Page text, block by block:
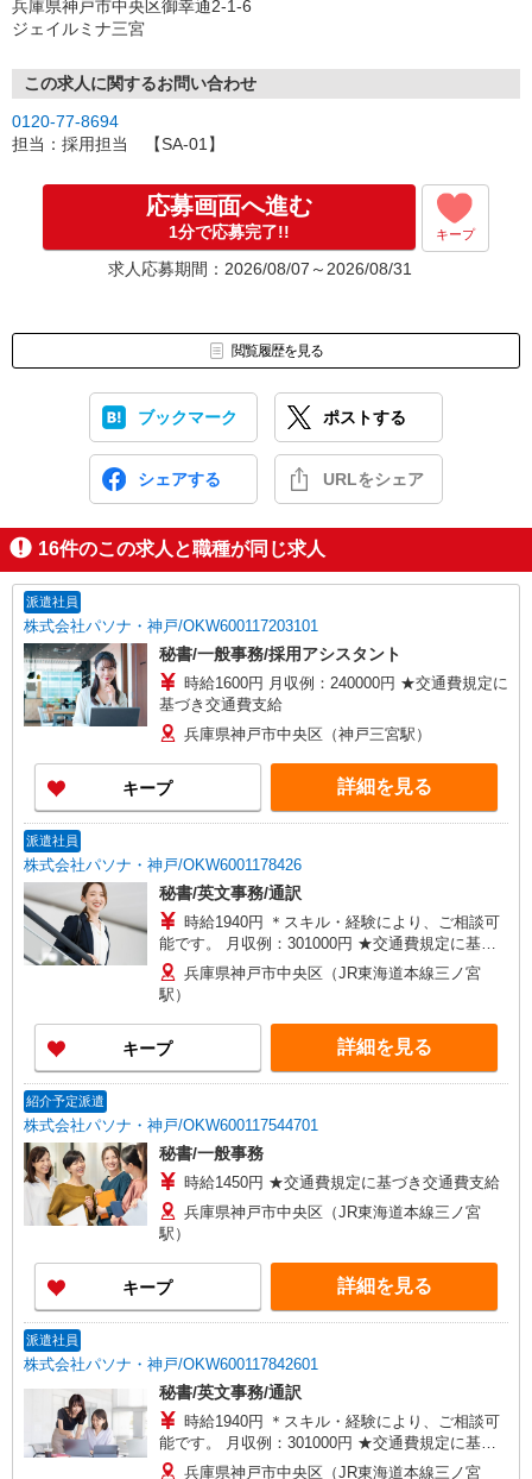
★indeed、求人ボックスよりご応募される方
弊社からのメールは、indeed、求人ボックス内のメール受信トレイ
★indeed以外の媒体からご応募される方
弊社からのメールについて、受信設定によっては迷惑メールフォル
ダへ到着している場合もありますので、ご確認くださいませ。
兵庫県神戸市中央区御幸通2-1-6
ジェイルミナ三宮
この求人に関するお問い合わせ
0120-77-8694
担当：採用担当 【SA-01】
応募画面へ進む
1分で応募完了!! キープ
求人応募期間：2026/08/07～2026/08/31
閲覧履歴を見る
ブックマーク ポストする
シェアする URLをシェア
16件のこの求人と職種が同じ求人
派遣社員
株式会社パソナ・神戸/OKW600117203101
秘書/一般事務/採用アシスタント
時給1600円 月収例：240000円 ★交通費規定に
基づき交通費支給
兵庫県神戸市中央区（神戸三宮駅）
キープ 詳細を見る
派遣社員
株式会社パソナ・神戸/OKW6001178426
秘書/英文事務/通訳
時給1940円 ＊スキル・経験により、ご相談可
能です。 月収例：301000円 ★交通費規定に基づ
き交通費支給
兵庫県神戸市中央区（JR東海道本線三ノ宮
駅）
キープ 詳細を見る
紹介予定派遣
株式会社パソナ・神戸/OKW600117544701
秘書/一般事務
時給1450円 ★交通費規定に基づき交通費支給
兵庫県神戸市中央区（JR東海道本線三ノ宮
駅）
キープ 詳細を見る
派遣社員
株式会社パソナ・神戸/OKW600117842601
秘書/英文事務/通訳
時給1940円 ＊スキル・経験により、ご相談可
能です。 月収例：301000円 ★交通費規定に基づ
き交通費支給
兵庫県神戸市中央区（JR東海道本線三ノ宮